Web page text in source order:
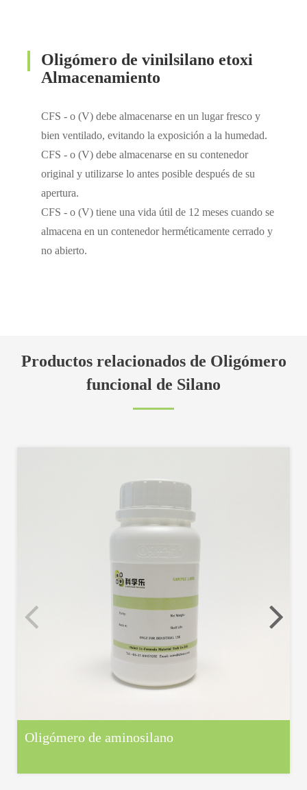
Oligómero de vinilsilano etoxi
Almacenamiento
CFS - o (V) debe almacenarse en un lugar fresco y
bien ventilado, evitando la exposición a la humedad.
CFS - o (V) debe almacenarse en su contenedor
original y utilizarse lo antes posible después de su
apertura.
CFS - o (V) tiene una vida útil de 12 meses cuando se
almacena en un contenedor herméticamente cerrado y
no abierto.
Productos relacionados de Oligómero
funcional de Silano
Oligómero de aminosilano